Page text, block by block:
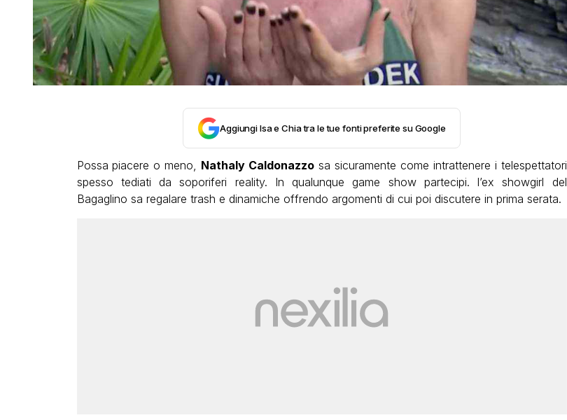
Aggiungi Isa e Chia tra le tue fonti preferite su Google
Possa piacere o meno, Nathaly Caldonazzo sa sicuramente come intrattenere i telespettatori
spesso tediati da soporiferi reality. In qualunque game show partecipi. l’ex showgirl del
Bagaglino sa regalare trash e dinamiche offrendo argomenti di cui poi discutere in prima serata.